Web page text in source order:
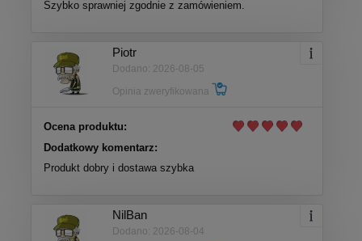
Szybko sprawniej zgodnie z zamówieniem.
Piotr
Dodano: 2026-08-05
Opinia zweryfikowana
Ocena produktu:
Dodatkowy komentarz:
Produkt dobry i dostawa szybka
NilBan
Dodano: 2026-08-04